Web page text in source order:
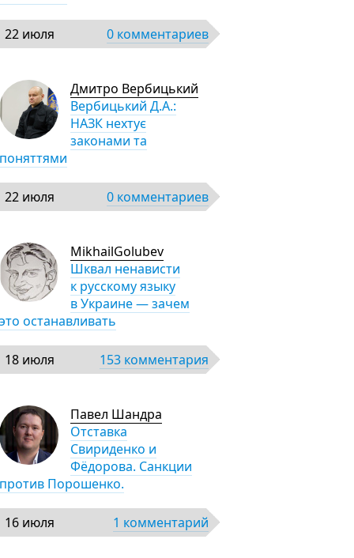
22 июля 0 комментариев
Дмитро Вербицький
Вербицький Д.А.:
НАЗК нехтує
законами та
поняттями
22 июля 0 комментариев
MikhailGolubev
Шквал ненависти
к русскому языку
в Украине — зачем
это останавливать
18 июля 153 комментария
Павел Шандра
Отставка
Свириденко и
Фёдорова. Санкции
против Порошенко.
16 июля 1 комментарий